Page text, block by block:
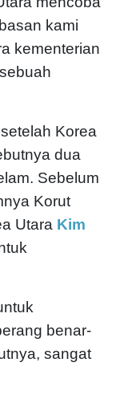
kami
kementerian
Korea
dua
Sebelum
Korut
Utara Kim
benar-
sangat